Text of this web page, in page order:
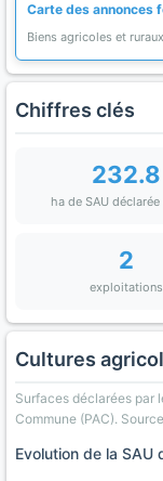
Carte des annonces
Biens agricoles et
Chiffres clés
232.8
ha de SAU
2
exploitations
Cultures
Surfaces déclarées par
Commune (PAC).
Evolution de la SAU